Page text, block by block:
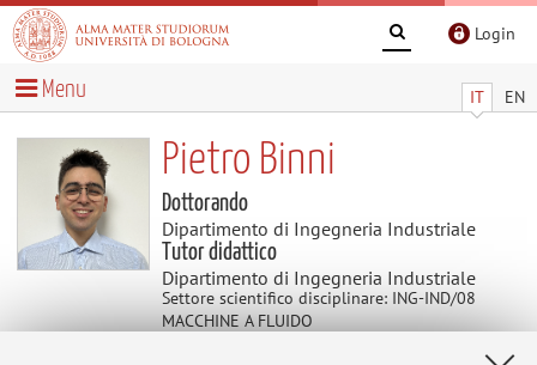
Login
IT EN
Menu
Pietro Binni
Dottorando
Dipartimento di Ingegneria Industriale
Tutor didattico
Dipartimento di Ingegneria Industriale
Settore scientifico disciplinare: ING-IND/08
MACCHINE A FLUIDO